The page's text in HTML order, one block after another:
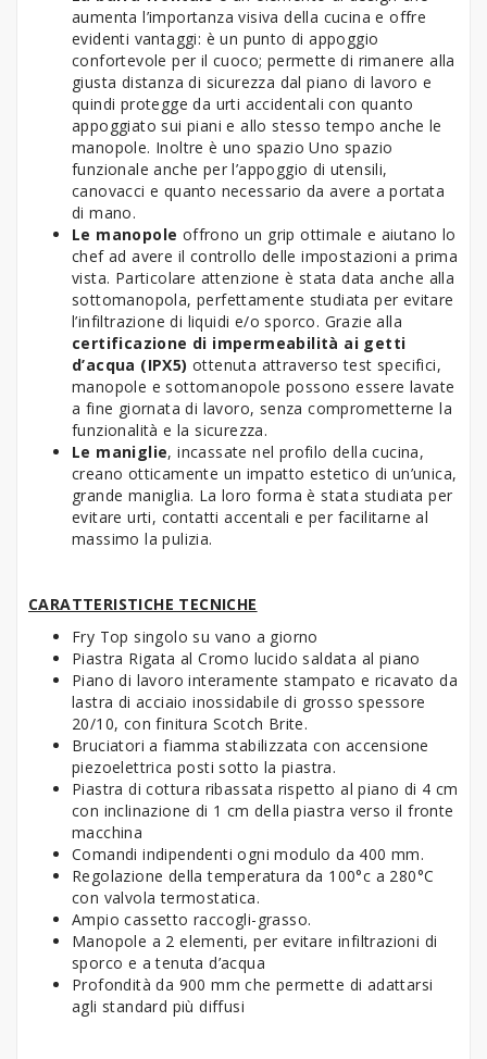
aumenta l’importanza visiva della cucina e offre
evidenti vantaggi: è un punto di appoggio
confortevole per il cuoco; permette di rimanere alla
giusta distanza di sicurezza dal piano di lavoro e
quindi protegge da urti accidentali con quanto
appoggiato sui piani e allo stesso tempo anche le
manopole. Inoltre è uno spazio Uno spazio
funzionale anche per l’appoggio di utensili,
canovacci e quanto necessario da avere a portata
di mano.
Le manopole offrono un grip ottimale e aiutano lo
chef ad avere il controllo delle impostazioni a prima
vista. Particolare attenzione è stata data anche alla
sottomanopola, perfettamente studiata per evitare
l’infiltrazione di liquidi e/o sporco. Grazie alla
certificazione di impermeabilità ai getti
d’acqua (IPX5) ottenuta attraverso test specifici,
manopole e sottomanopole possono essere lavate
a fine giornata di lavoro, senza comprometterne la
funzionalità e la sicurezza.
Le maniglie, incassate nel profilo della cucina,
creano otticamente un impatto estetico di un’unica,
grande maniglia. La loro forma è stata studiata per
evitare urti, contatti accentali e per facilitarne al
massimo la pulizia.
CARATTERISTICHE TECNICHE
Fry Top singolo su vano a giorno
Piastra Rigata al Cromo lucido saldata al piano
Piano di lavoro interamente stampato e ricavato da
lastra di acciaio inossidabile di grosso spessore
20/10, con finitura Scotch Brite.
Bruciatori a fiamma stabilizzata con accensione
piezoelettrica posti sotto la piastra.
Piastra di cottura ribassata rispetto al piano di 4 cm
con inclinazione di 1 cm della piastra verso il fronte
macchina
Comandi indipendenti ogni modulo da 400 mm.
Regolazione della temperatura da 100°c a 280°C
con valvola termostatica.
Ampio cassetto raccogli-grasso.
Manopole a 2 elementi, per evitare infiltrazioni di
sporco e a tenuta d’acqua
Profondità da 900 mm che permette di adattarsi
agli standard più diffusi